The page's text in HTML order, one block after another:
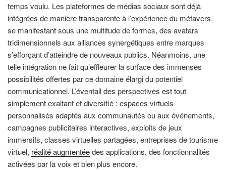
temps voulu. Les plateformes de médias sociaux sont déjà
intégrées de manière transparente à l’expérience du métavers,
se manifestant sous une multitude de formes, des avatars
tridimensionnels aux alliances synergétiques entre marques
s’efforçant d’atteindre de nouveaux publics. Néanmoins, une
telle intégration ne fait qu’effleurer la surface des immenses
possibilités offertes par ce domaine élargi du potentiel
communicationnel. L’éventail des perspectives est tout
simplement exaltant et diversifié : espaces virtuels
personnalisés adaptés aux communautés ou aux événements,
campagnes publicitaires interactives, exploits de jeux
immersifs, classes virtuelles partagées, entreprises de tourisme
virtuel, réalité augmentéedes applications, des fonctionnalités
activées par la voix et bien plus encore.